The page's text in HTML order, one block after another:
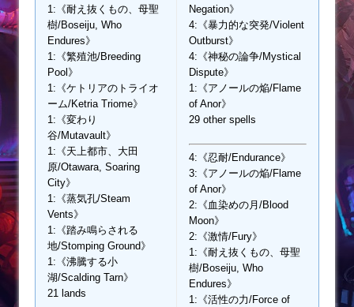
1:《耐え抜くもの、母聖
樹/Boseiju, Who
Endures》
1:《繁殖池/Breeding
Pool》
1:《ケトリアのトライオ
ーム/Ketria Triome》
1:《変わり
谷/Mutavault》
1:《天上都市、大田
原/Otawara, Soaring
City》
1:《蒸気孔/Steam
Vents》
1:《踏み鳴らされる
地/Stomping Ground》
1:《沸騰する小
湖/Scalding Tarn》
21 lands
Negation》
4:《暴力的な突発/Violent
Outburst》
4:《神秘の論争/Mystical
Dispute》
1:《アノールの焔/Flame
of Anor》
29 other spells
4:《忍耐/Endurance》
3:《アノールの焔/Flame
of Anor》
2:《血染めの月/Blood
Moon》
2:《激情/Fury》
1:《耐え抜くもの、母聖
樹/Boseiju, Who
Endures》
1:《活性の力/Force of